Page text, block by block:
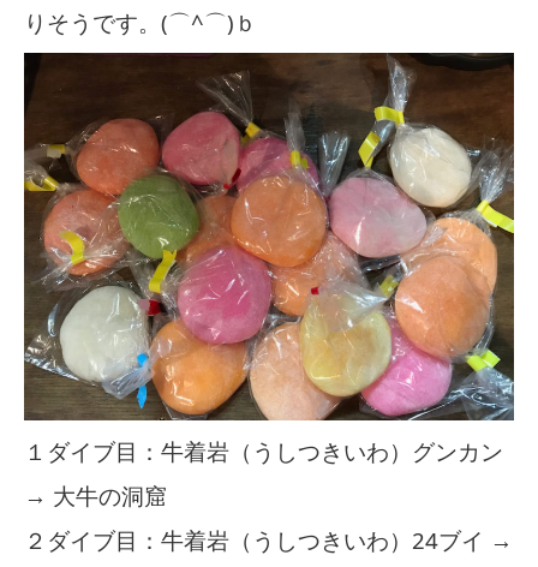
りそうです。(⌒^⌒)ｂ
１ダイブ目：牛着岩（うしつきいわ）グンカン
→ 大牛の洞窟
２ダイブ目：牛着岩（うしつきいわ）24ブイ →